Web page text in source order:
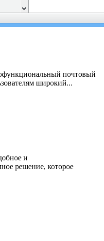
почтовый
широкий...
и
решение, которое